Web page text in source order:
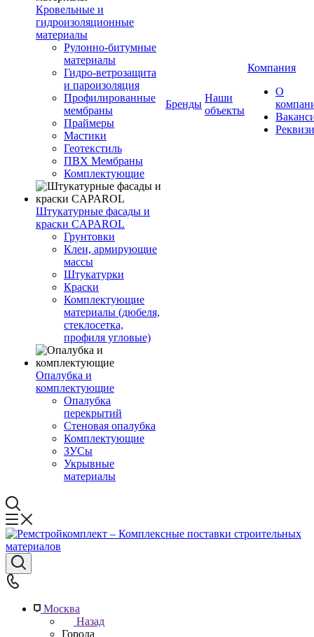
Кровельные и
гидроизоляционные
материалы
Рулонно-битумные
материалы
Гидро-ветрозащита
и пароизоляция
Профилированные
мембраны
Праймеры
Мастики
Геотекстиль
ПВХ Мембраны
Комплектующие
Штукатурные фасады и
краски CAPAROL
Грунтовки
Клеи, армирующие
массы
Штукатурки
Краски
Комплектующие
материалы (дюбеля,
стеклосетка,
профиля угловые)
Опалубка и
комплектующие
Опалубка
перекрытий
Стеновая опалубка
Комплектующие
ЗУСы
Укрывные
материалы
Бренды
Наши
объекты
Компания
О
Москва
Назад
Города